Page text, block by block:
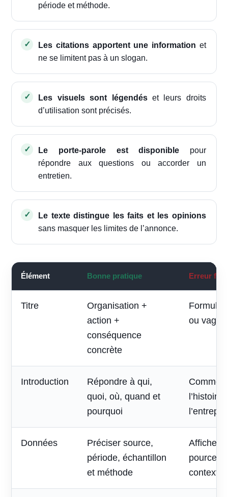
période et méthode.
Les citations apportent une information et
ne se limitent pas à un slogan.
Les visuels sont légendéset leurs droits
d’utilisation sont précisés.
Le porte-parole est disponible pour
répondre aux questions ou accorder un
entretien.
Le texte distingue les faits et les opinions
sans masquer les limites de l’annonce.
Élément Bonne pratique Erreur
Titre
Organisation +
action +
conséquence
concrète
Formule
ou vague
Introduction
Répondre à qui,
quoi, où, quand et
pourquoi
Données
Préciser source,
période, échantillon
et méthode
Afficher
contexte